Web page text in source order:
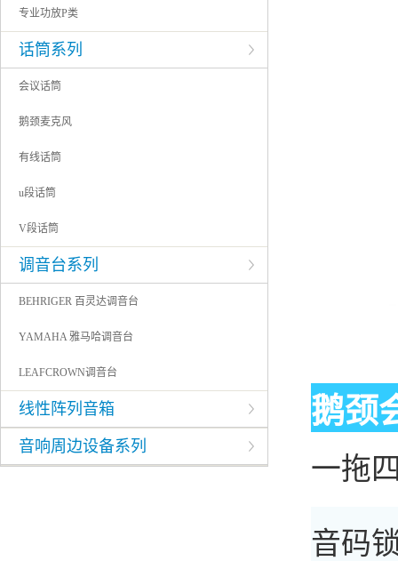
专业功放P类
话筒系列
会议话筒
鹅颈麦克风
有线话筒
u段话筒
V段话筒
调音台系列
BEHRIGER 百灵达调音台
YAMAHA 雅马哈调音台
LEAFCROWN调音台
线性阵列音箱
音响周边设备系列
鹅颈
一拖
音码